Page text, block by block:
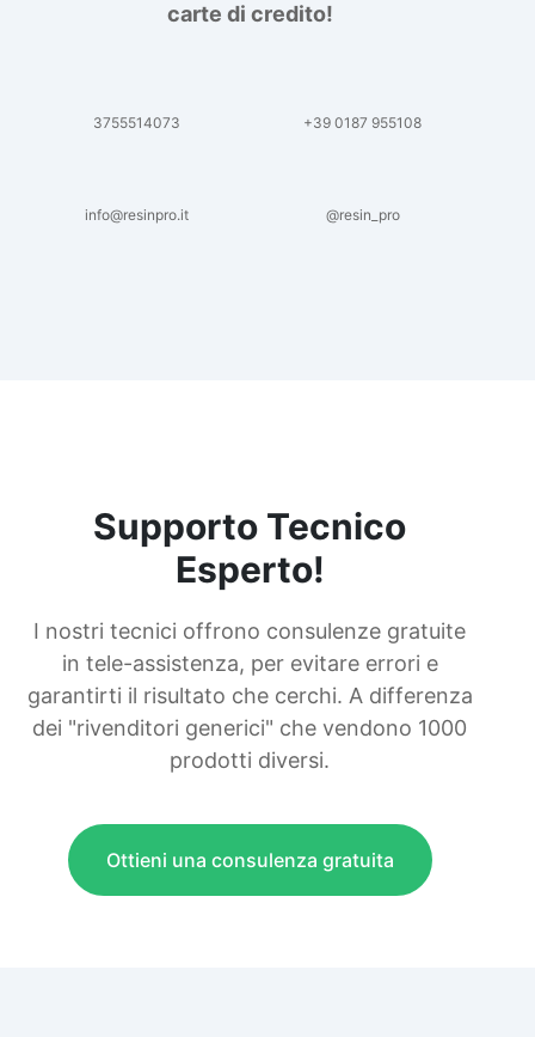
carte di credito!
3755514073 +39 0187 955108
info@resinpro.it @resin_pro
Supporto Tecnico
Esperto!
I nostri tecnici offrono consulenze gratuite
in tele-assistenza, per evitare errori e
garantirti il risultato che cerchi. A differenza
dei "rivenditori generici" che vendono 1000
prodotti diversi.
Ottieni una consulenza gratuita